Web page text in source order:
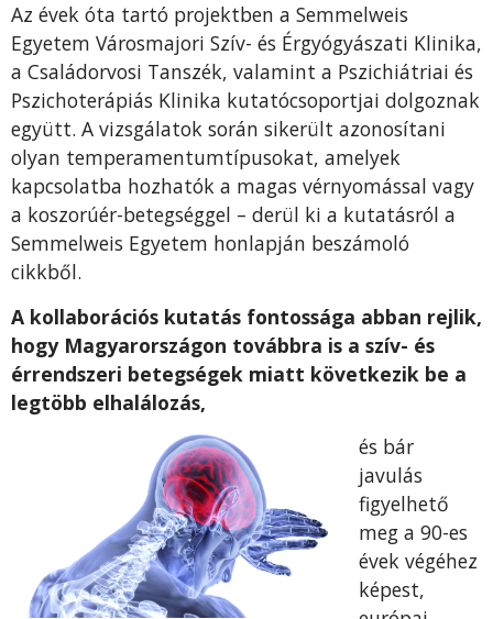
Az évek óta tartó projektben a Semmelweis
Egyetem Városmajori Szív- és Érgyógyászati Klinika,
a Családorvosi Tanszék, valamint a Pszichiátriai és
Pszichoterápiás Klinika kutatócsoportjai dolgoznak
együtt. A vizsgálatok során sikerült azonosítani
olyan temperamentumtípusokat, amelyek
kapcsolatba hozhatók a magas vérnyomással vagy
a koszorúér-betegséggel – derül ki a kutatásról a
Semmelweis Egyetem honlapján beszámoló
cikkből.
A kollaborációs kutatás fontossága abban rejlik,
hogy Magyarországon továbbra is a szív- és
érrendszeri betegségek miatt következik be a
legtöbb elhalálozás,
és bár
javulás
figyelhető
meg a 90-es
évek végéhez
képest,